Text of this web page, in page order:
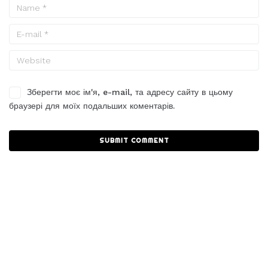
Зберегти моє ім'я, e-mail, та адресу сайту в цьому
браузері для моїх подальших коментарів.